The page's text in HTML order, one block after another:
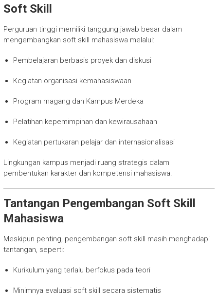
Soft Skill
Perguruan tinggi memiliki tanggung jawab besar dalam
mengembangkan soft skill mahasiswa melalui:
Pembelajaran berbasis proyek dan diskusi
Kegiatan organisasi kemahasiswaan
Program magang dan Kampus Merdeka
Pelatihan kepemimpinan dan kewirausahaan
Kegiatan pertukaran pelajar dan internasionalisasi
Lingkungan kampus menjadi ruang strategis dalam
pembentukan karakter dan kompetensi mahasiswa.
Tantangan Pengembangan Soft Skill
Mahasiswa
Meskipun penting, pengembangan soft skill masih menghadapi
tantangan, seperti:
Kurikulum yang terlalu berfokus pada teori
Minimnya evaluasi soft skill secara sistematis